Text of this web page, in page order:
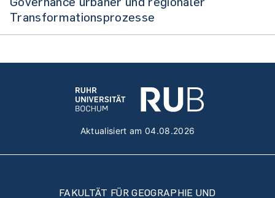
Transformationsprozesse
Aktualisiert am 04.08.2026
FAKULTÄT FÜR GEOGRAPHIE UND